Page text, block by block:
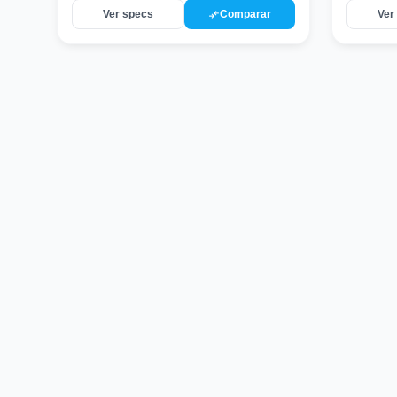
Ver specs compare_arrowsComparar Ver